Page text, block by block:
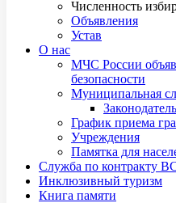
Численность
Объявления
Устав
О нас
МЧС России
безопасности
Муниципальная
График приема
Учреждения
Памятка для
Служба по контракту
Инклюзивный туризм
Книга памяти